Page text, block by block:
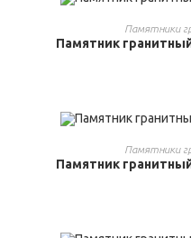
Памятники
Памятник
Памятники
Памятник